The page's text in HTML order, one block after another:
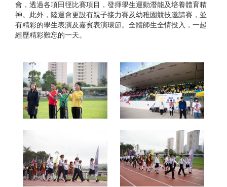
會，透過各項田徑比賽項目，發揮學生運動潛能及培養體育精
神。此外，陸運會更設有親子接力賽及幼稚園競技邀請賽，並
有精彩的學生表演及嘉賓表演環節。全體師生全情投入，一起
經歷精彩難忘的一天。